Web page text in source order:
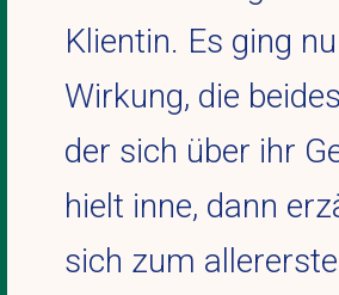
Klientin. Es ging
Wirkung, die
der sich über ihr
hielt inne, dann
sich zum